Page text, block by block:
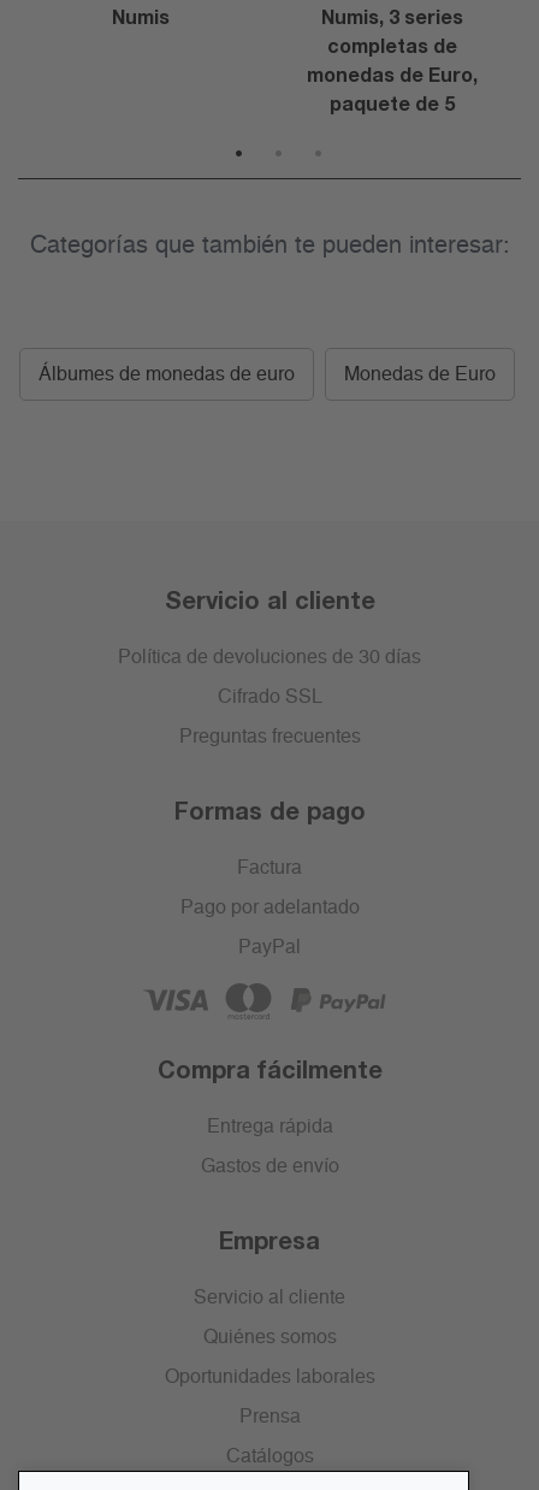
Numis
Numis, 3 series
completas de
monedas de Euro,
paquete de 5
Categorías que también te pueden interesar:
Álbumes de monedas de euro Monedas de Euro
Servicio al cliente
Política de devoluciones de 30 días
Cifrado SSL
Preguntas frecuentes
Formas de pago
Factura
Pago por adelantado
PayPal
Compra fácilmente
Entrega rápida
Gastos de envío
Empresa
Servicio al cliente
Quiénes somos
Oportunidades laborales
Prensa
Catálogos